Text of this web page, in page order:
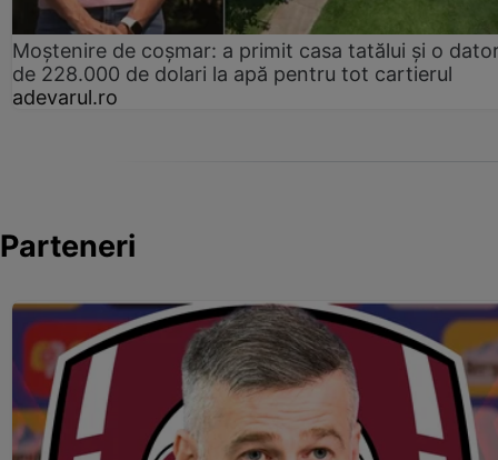
Moștenire de coșmar: a primit casa tatălui și o
de 228.000 de dolari la apă pentru tot cartierul
adevarul.ro
Parteneri